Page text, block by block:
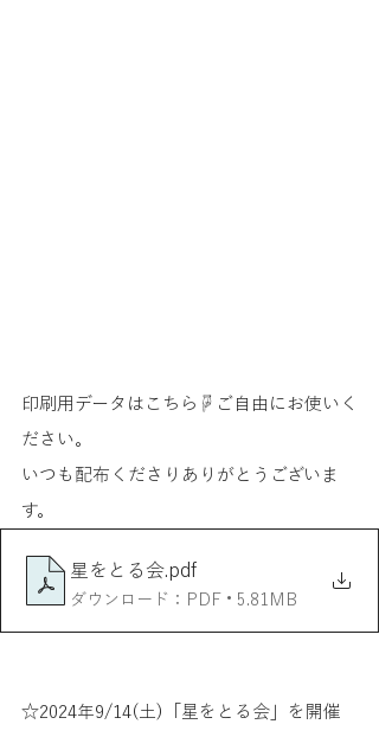
印刷用データはこちら☟ご自由にお使いく
ださい。
いつも配布くださりありがとうございま
す。
星をとる会.pdf
ダウンロード：PDF • 5.81MB
☆2024年9/14(土)「星をとる会」を開催